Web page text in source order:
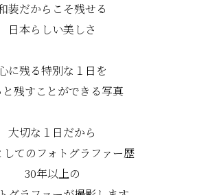
装だからこそ残せる
日本らしい美しさ
に残る特別な１日を
と残すことができる写真
大切な１日だから
してのフォトグラファー歴
30年以上の